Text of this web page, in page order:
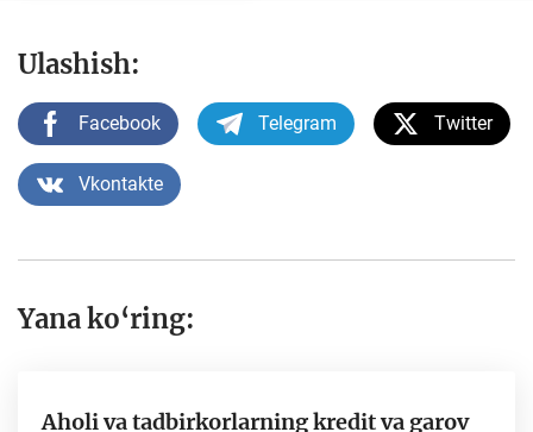
Ulashish:
Facebook Telegram Twitter
Vkontakte
Yana ko‘ring:
Aholi va tadbirkorlarning kredit va garov